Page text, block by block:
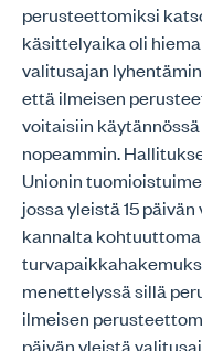
perusteettomiksi
käsittelyaika oli
valitusajan
että ilmeisen
voitaisiin
nopeammin.
Unionin
jossa yleistä 15
kannalta
menettelyssä sillä
ilmeisen
päivän yleistä